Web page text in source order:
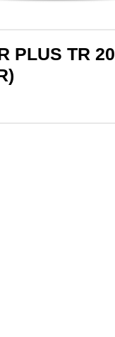
PLUS TR 20